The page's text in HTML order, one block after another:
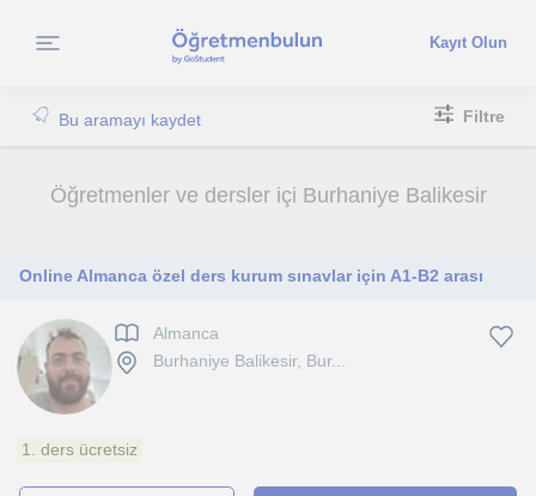
Kayıt Olun
Bu aramayı kaydet Filtre
Öğretmenler ve dersler içi Burhaniye Balikesir
Online Almanca özel ders kurum sınavlar için A1-B2 arası
Almanca
Burhaniye Balikesir, Bur...
1. ders ücretsiz